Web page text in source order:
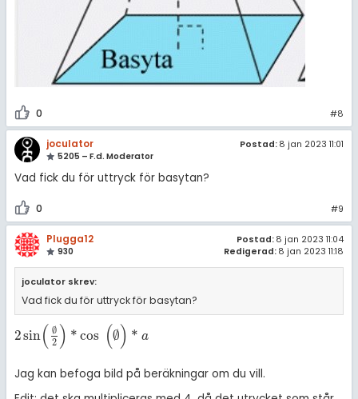
0 #8
joculator
5205 – F.d. Moderator
Postad: 8 jan 2023 11:01
Vad fick du för uttryck för basytan?
0 #9
Plugga12
930
Postad: 8 jan 2023 11:04
Redigerad: 8 jan 2023 11:18
joculator skrev:
Vad fick du för uttryck för basytan?
2sin( ∅
2 ) * cos (∅) * a
2sin(∅ 2) * cos (∅ ) *a
Jag kan befoga bild på beräkningar om du vill.